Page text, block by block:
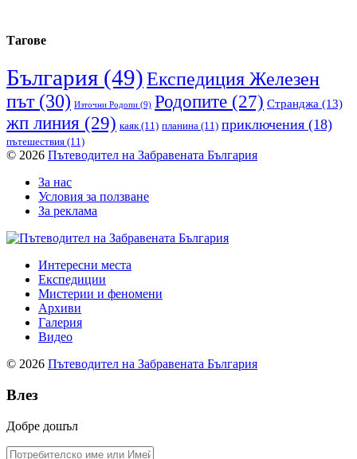
Тагове
България (49)Експедиция Железен
път(30) Източни Родопи (9) Родопите (27) Странджа (13)
жп линия (29) каяк(11) планина (11) приключения (18)
пътешествия (11)
© 2026 Пътеводител на Забравената България
За нас
Условия за ползване
За реклама
Интересни места
Експедиции
Мистерии и феномени
Архиви
Галерия
Видео
© 2026 Пътеводител на Забравената България
Влез
Добре дошъл